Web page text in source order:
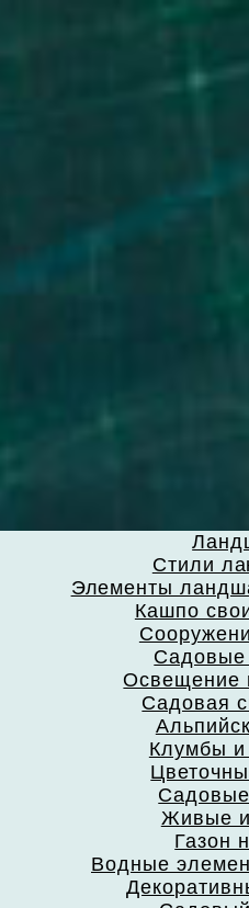
Стили
Элементы
Кашпо
Садовые
Освещение
Садовая
Клумбы и
Живые
Газон
Водные